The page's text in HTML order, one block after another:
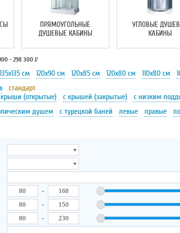
ПРЯМОУГОЛЬНЫЕ
ДУШЕВЫЕ КАБИНЫ
УГЛОВЫЕ
КАБИНЫ
- 298 300 Р
135х135 см 120х90 см 120х85 см 120х80 см 110х80 см
стандарт
(открытые) с крышей (закрытые) с низким
душем с турецкой баней левые правые
-
-
-